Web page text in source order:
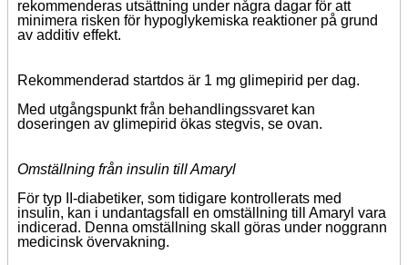
rekommenderas utsättning under några dagar för att
minimera risken för hypoglykemiska reaktioner på grund
av additiv effekt.
Rekommenderad startdos är 1 mg glimepirid per dag.
Med utgångspunkt från behandlingssvaret kan
doseringen av glimepirid ökas stegvis, se ovan.
Omställning från insulin till Amaryl
För typ II-diabetiker, som tidigare kontrollerats med
insulin, kan i undantagsfall en omställning till Amaryl vara
indicerad. Denna omställning skall göras under noggrann
medicinsk övervakning.